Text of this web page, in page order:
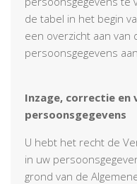
de tabel in het begin
een overzicht aan van
persoonsgegevens
Inzage, correctie en
persoonsgegevens
U hebt het recht de
in uw
grond van de